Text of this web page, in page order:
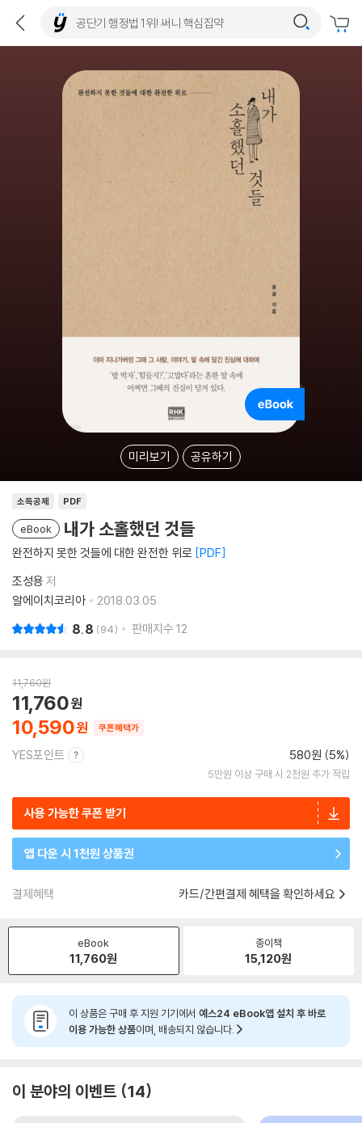
미리보기 공유하기
소득공제 PDF
eBook 내가 소홀했던 것들
완전하지 못한 것들에 대한 완전한 위로 PDF
조성용 저
알에이치코리아
2018.03.05.
8.8 94 판매지수 12
11,760원
10,590
11,760
쿠폰혜택가
YES포인트 580원 (5%)
5만원 이상 구매 시 2천원 추가 적립
사용 가능한 쿠폰 받기
앱 다운 시 1천원 상품권
결제혜택 카드/간편결제 혜택을 확인하세요
eBook
11,760원
종이책
15,120원
이 상품은 구매 후 지원 기기에서 예스24 eBook앱 설치 후 바로
이용 가능한 상품이며, 배송되지 않습니다.
이 분야의 이벤트 14